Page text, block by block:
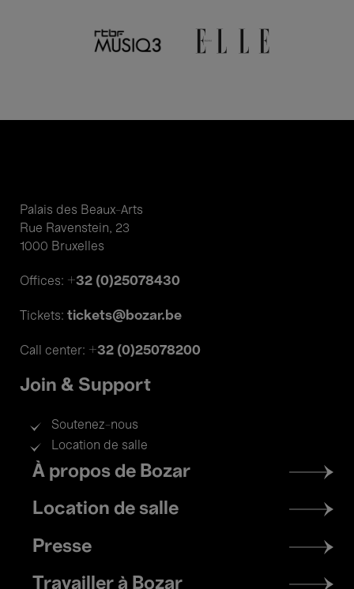
Palais des Beaux-Arts
Rue Ravenstein, 23
1000 Bruxelles
Offices: +32 (0)25078430
Tickets: tickets@bozar.be
Call center: +32 (0)25078200
Join & Support
Soutenez-nous
Location de salle
Footer
menu
À propos de Bozar
Location de salle
Presse
Travailler à Bozar